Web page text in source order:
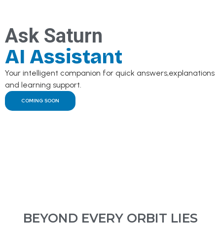
Ask Saturn
AI Assistant
Your intelligent companion for quick answers,explanations
and learning support.
COMING SOON
BEYOND EVERY ORBIT LIES